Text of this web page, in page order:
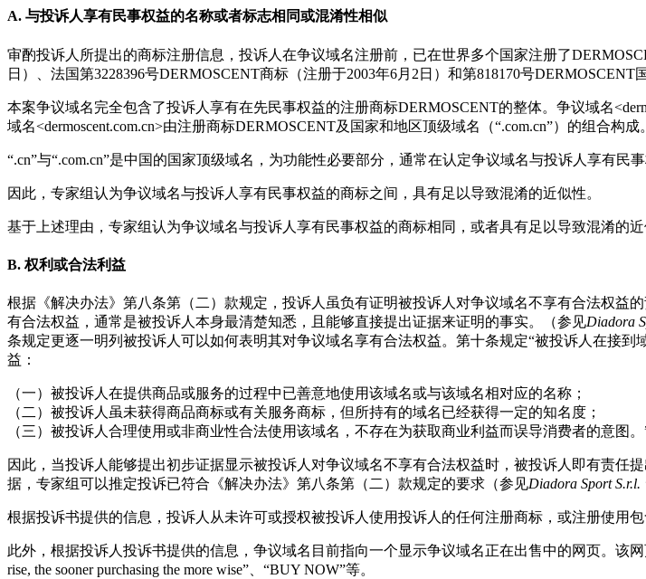
A. 与投诉人享有民事权益的名称或者标志相同或混淆性相似
审酌投诉人所提出的商标注册信息，投诉人在争议域名注册前，已在世界多个国家注册了
日）、法国第3228396号DERMOSCENT商标（注册于2003年6月2日）和第818170号
本案争议域名完全包含了投诉人享有在先民事权益的注册商标DERMOSCENT的整体。争议域名
域名<dermoscent.com.cn>由注册商标DERMOSCENT及国家和地区顶级域名（“.com.cn”）的组合构成。
“.cn”与“.com.cn”是中国的国家顶级域名，为功能性必要部分，通常在认定争议域名与投诉人享有民
因此，专家组认为争议域名与投诉人享有民事权益的商标之间，具有足以导致混淆的近似性。
基于上述理由，专家组认为争议域名与投诉人享有民事权益的商标相同，或者具有足以导致混淆的
B. 权利或合法利益
根据《解决办法》第八条第（二）款规定，投诉人虽负有证明被投诉人对争议域名不享有合法权
有合法权益，通常是被投诉人本身最清楚知悉，且能够直接提出证据来证明的事实。（参见Diadora
条规定更逐一明列被投诉人可以如何表明其对争议域名享有合法权益。第十条规定“被投诉人在接
益：
（一）被投诉人在提供商品或服务的过程中已善意地使用该域名或与该域名相对应的名称；
（二）被投诉人虽未获得商品商标或有关服务商标，但所持有的域名已经获得一定的知名度；
（三）被投诉人合理使用或非商业性合法使用该域名，不存在为获取商业利益而误导消费者的意图。
因此，当投诉人能够提出初步证据显示被投诉人对争议域名不享有合法权益时，被投诉人即有责
据，专家组可以推定投诉已符合《解决办法》第八条第（二）款规定的要求（参见Diadora Sport S.r.l.
根据投诉书提供的信息，投诉人从未许可或授权被投诉人使用投诉人的任何注册商标，或注册使用包
此外，根据投诉人投诉书提供的信息，争议域名目前指向一个显示争议域名正在出售中的网页。该
rise, the sooner purchasing the more wise”、“BUY NOW”等。